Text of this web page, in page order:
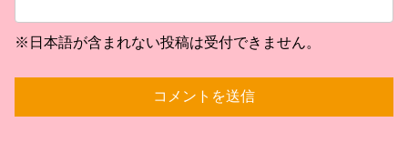
※日本語が含まれない投稿は受付できません。